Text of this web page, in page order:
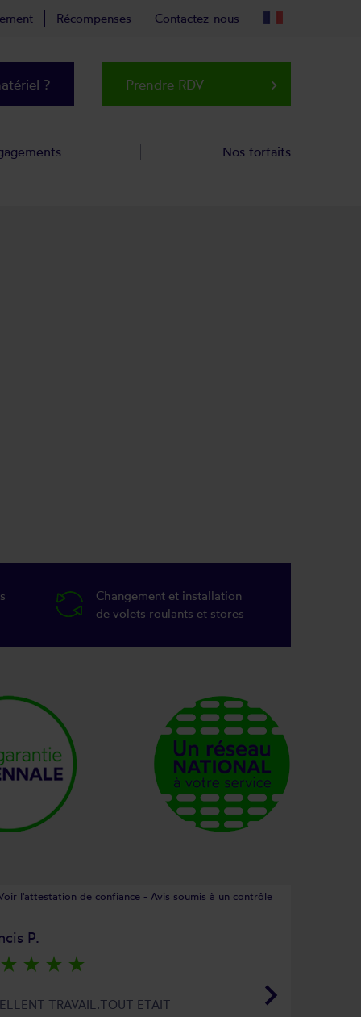
Changement et installation
de volets roulants et stores
l'attestation de confiance - Avis soumis à un contrôle
keyboard_arrow_right
P.
star_rate star_rate star_rate star_rate
TRAVAIL.TOUT ETAIT
Récompenses Contactez-nous
? Prendre RDV keyboard_arrow_right
Nos forfaits